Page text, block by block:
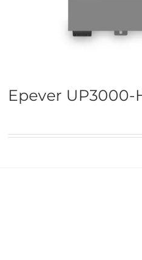
Epever UP3000-